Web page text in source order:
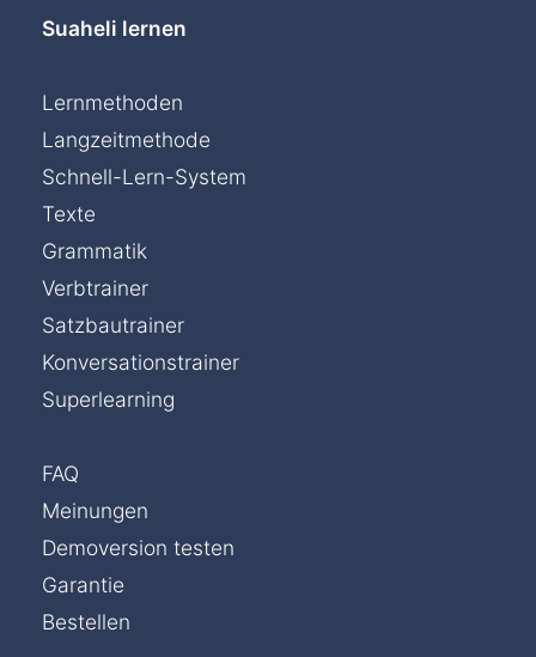
Suaheli lernen
Lernmethoden
Langzeitmethode
Schnell-Lern-System
Texte
Grammatik
Verbtrainer
Satzbautrainer
Konversationstrainer
Superlearning
FAQ
Meinungen
Demoversion testen
Garantie
Bestellen